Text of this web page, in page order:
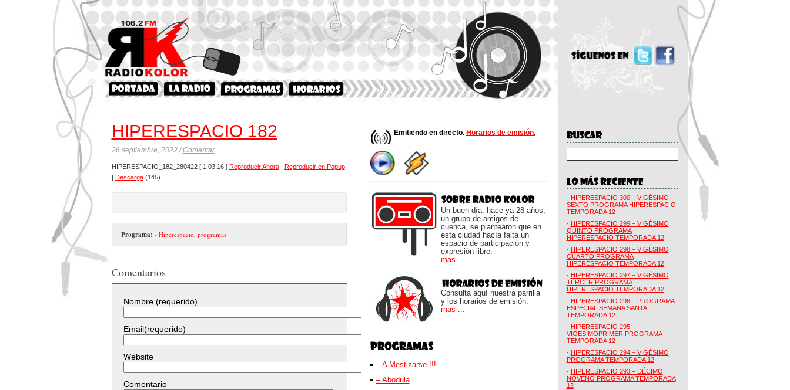
HIPERESPACIO 182
26 septiembre, 2022 /Comentar
HIPERESPACIO_182_280422 [ 1:03:16 ] Reproducir Ahora| Reproducir en Popup
| Descarga(145)
Programa: - Hiperespacio, programas
Comentarios
Nombre (requerido)
Email(requerido)
Website
Comentario
Emitiendo en directo. Horarios de emisión.
Un buen día, hace ya 28 años,
un grupo de amigos de
cuenca, se plantearon que en
esta ciudad hacía falta un
espacio de participación y
expresión libre.
mas ...
Consulta aquí nuestra parrilla
y los horarios de emisión.
mas ...
– A Mestizarse !!!
– Abodula
· HIPERESPACIO 300 – VIGÉSIMO
SEXTO PROGRAMA HIPERESPACIO
TEMPORADA 12
· HIPERESPACIO 299 – VIGÉSIMO
QUINTO PROGRAMA
HIPERESPACIO TEMPORADA 12
· HIPERESPACIO 298 – VIGÉSIMO
CUARTO PROGRAMA
HIPERESPACIO TEMPORADA 12
· HIPERESPACIO 297 – VIGÉSIMO
TERCER PROGRAMA
HIPERESPACIO TEMPORADA 12
· HIPERESPACIO 296 – PROGRAMA
ESPECIAL SEMANA SANTA
TEMPORADA 12
· HIPERESPACIO 295 –
VIGÉSIMOPRIMER PROGRAMA
TEMPORADA 12
· HIPERESPACIO 294 – VIGÉSIMO
PROGRAMA TEMPORADA 12
· HIPERESPACIO 293 – DÉCIMO
NOVENO PROGRAMA TEMPORADA
12